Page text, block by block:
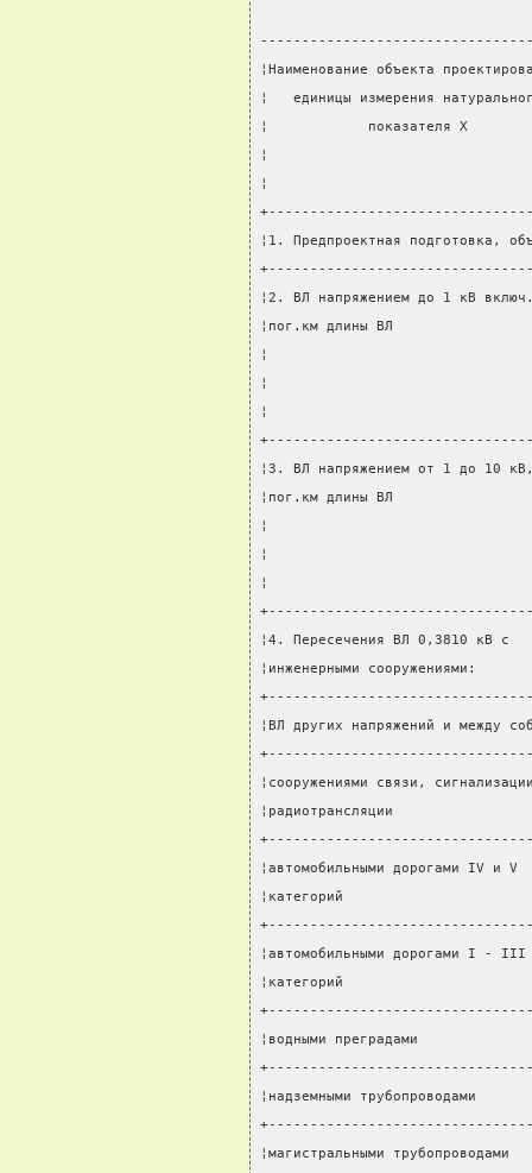
¦Наименование объекта
¦   единицы измерения
¦            показателя X
¦
¦
¦1. Предпроектная
¦2. ВЛ напряжением до 1 кВ
¦пог.км длины ВЛ
¦
¦
¦
¦3. ВЛ напряжением от 1 до
¦пог.км длины ВЛ
¦
¦
¦
¦4. Пересечения ВЛ 0,3810
¦инженерными
¦ВЛ других напряжений и
¦сооружениями связи,
¦радиотрансляции
¦автомобильными дорогами
¦категорий
¦автомобильными
¦категорий
¦водными преградами
¦надземными
¦магистральными